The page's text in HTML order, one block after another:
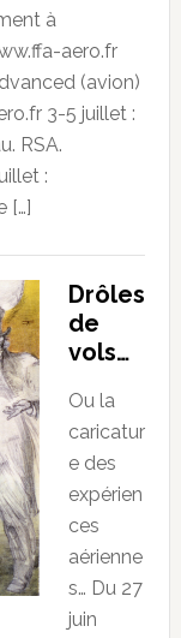
à
aero.fr
(avion)
3-5 juillet :
RSA.
:
[…]
Drôles
de
vols…
Ou la
caricatur
e des
expérien
ces
aérienne
s… Du 27
juin